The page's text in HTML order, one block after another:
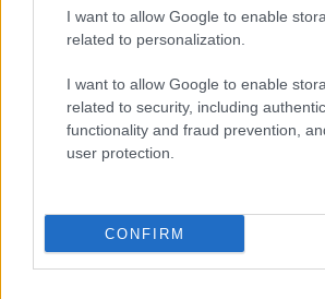
I want to allow Google to enable
related to personalization.
I want to allow Google to enable
related to security, including
functionality and fraud prevention,
user protection.
CONFIRM
Autobus cantiere Tram
ARTICOLI CORRELATI